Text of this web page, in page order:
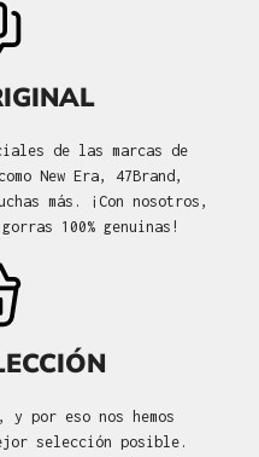
de las marcas de
New Era, 47Brand,
más. ¡Con nosotros,
100% genuinas!
y por eso nos hemos
selección posible.